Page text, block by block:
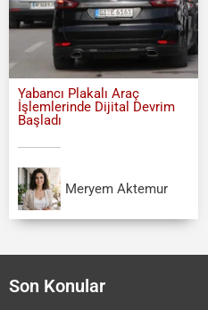
Yabancı Plakalı Araç
İşlemlerinde Dijital Devrim
Başladı
Meryem Aktemur
Son Konular